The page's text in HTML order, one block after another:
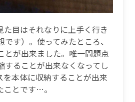
た目はそれなりに上手く行き
す）。使ってみたところ、
とが出来ました。唯一問題点
することが出来なくなってし
を本体に収納することが出来
ことです…。